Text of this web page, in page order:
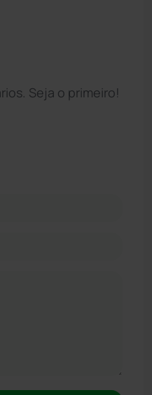
Seja o primeiro!